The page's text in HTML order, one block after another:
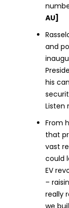
AU]
and
his
Listen
From
that
vast
could
EV
–
really